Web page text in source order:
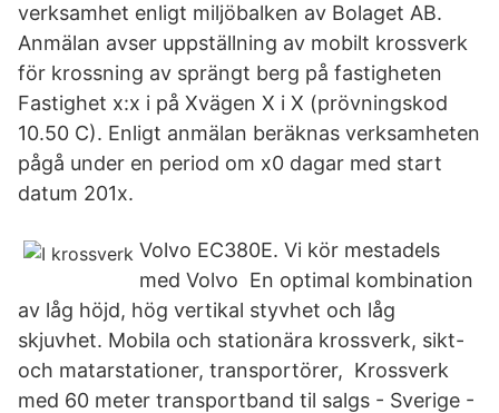
verksamhet enligt miljöbalken av Bolaget AB.
Anmälan avser uppställning av mobilt krossverk
för krossning av sprängt berg på fastigheten
Fastighet x:x i på Xvägen X i X (prövningskod
10.50 C). Enligt anmälan beräknas verksamheten
pågå under en period om x0 dagar med start
datum 201x.
Volvo EC380E. Vi kör mestadels
med Volvo En optimal kombination
av låg höjd, hög vertikal styvhet och låg
skjuvhet. Mobila och stationära krossverk, sikt-
och matarstationer, transportörer, Krossverk
med 60 meter transportband til salgs - Sverige -